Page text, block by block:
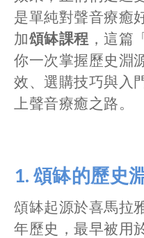
是單純對聲音療癒
加頌缽課程 ，這篇
你一次掌握歷史淵
效、選購技巧與入
上聲音療癒之路。
1. 頌缽的歷史
頌缽起源於喜馬拉
年歷史，最早被用